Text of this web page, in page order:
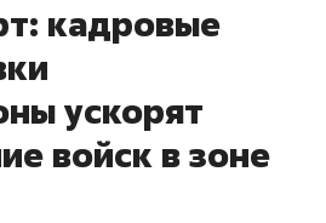
кадровые
ускорят
войск в зоне